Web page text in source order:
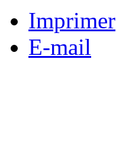
Imprimer
E-mail